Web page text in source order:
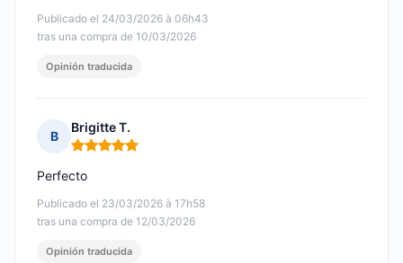
Publicado el 24/03/2026 à 06h43
tras una compra de 10/03/2026
Opinión traducida
B
Brigitte T.
Nota: 5 de 5
Publicado el 23/03/2026 à 17h58
tras una compra de 12/03/2026
Perfecto
Opinión traducida